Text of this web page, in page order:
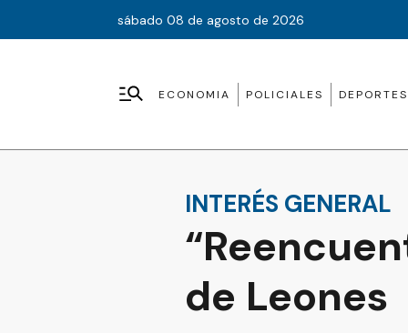
sábado 08 de agosto de 2026
ECONOMIA POLICIALES DEPORTES
INTERÉS GENERAL
de Leones